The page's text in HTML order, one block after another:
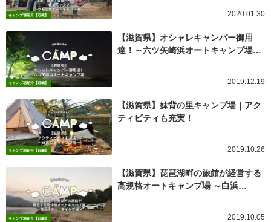
キャンプ場紹介【近畿】 2020.01.30
キャンプ場紹介【近畿】
【滋賀県】オシャレキャンパー御用
達！～六ツ矢崎浜オートキャンプ場…
2019.12.19
キャンプ場紹介【近畿】
【滋賀県】妹背の里キャンプ場｜アク
ティビティも充実！
2019.10.26
キャンプ場紹介【近畿】
【滋賀県】琵琶湖畔の旅館が経営する
高規格オートキャンプ場 ～白浜…
2019.10.05